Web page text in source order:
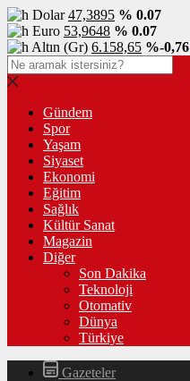
Dolar47,3895 % 0.07
Euro 53,9648 % 0.07
Altın (Gr) 6.158,65 %-0,76
Gündem
Spor
Yaşam
Siyaset
Ekonomi
Eğitim
Sağlık
Kültür Sanat
Magazin
Diğer
Son Dakika
Teknoloji
Otomativ
Dünya
Türkiye
Gazeteler